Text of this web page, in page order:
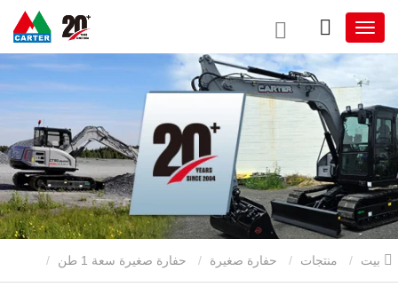
منتجات حفارة صغيرة حفارة صغيرة سعة 1 طن